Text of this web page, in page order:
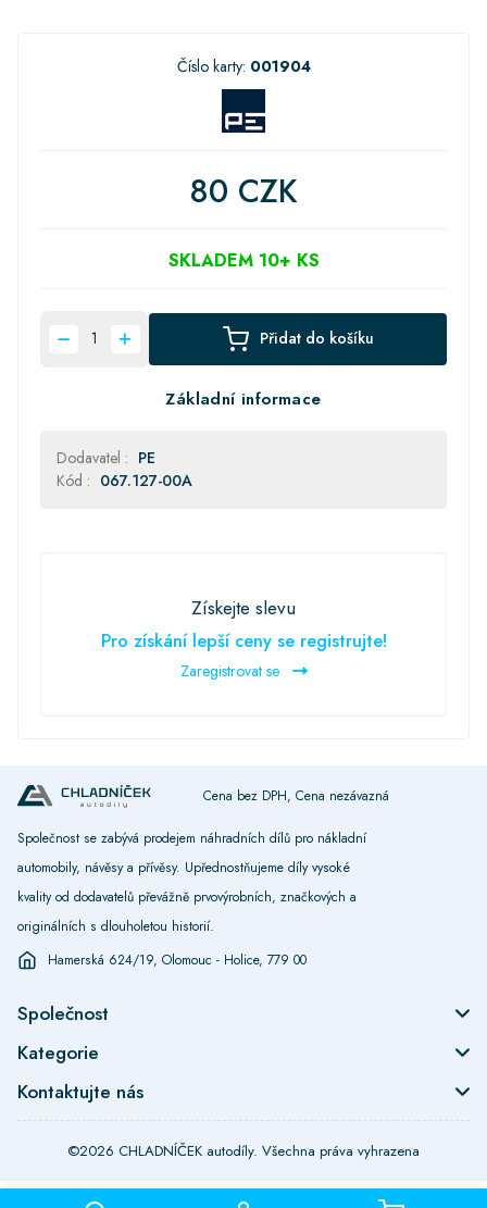
Číslo karty: 001904
80 CZK
SKLADEM 10+ KS
Přidat do košíku
Základní informace
Dodavatel : PE
Kód : 067.127-00A
Získejte slevu
Pro získání lepší ceny se registrujte!
Zaregistrovat se
Cena bez DPH, Cena nezávazná
Společnost se zabývá prodejem náhradních dílů pro nákladní
automobily, návěsy a přívěsy. Upřednostňujeme díly vysoké
kvality od dodavatelů převážně prvovýrobních, značkových a
originálních s dlouholetou historií.
Hamerská 624/19, Olomouc - Holice, 779 00
Společnost
Kategorie
Kontaktujte nás
©2026 CHLADNÍČEK autodíly. Všechna práva vyhrazena